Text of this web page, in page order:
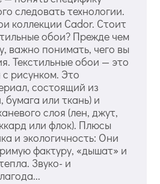
следовать технологии.
коллекции Cador. Стоит
обои? Прежде чем
важно понимать, чего вы
Текстильные обои — это
рисунком. Это
состоящий из
бумага или ткань) и
слоя (лен, джут,
или флок). Плюсы
и экологичность: Они
фактуру, «дышат» и
Звуко- и